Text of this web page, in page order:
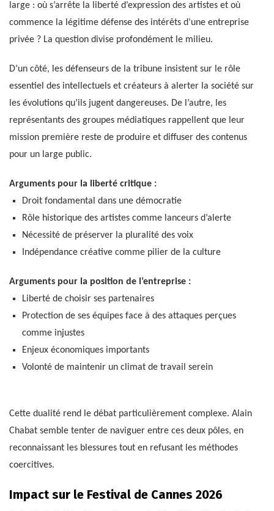
large : où s’arrête la liberté d’expression des artistes et où
commence la légitime défense des intérêts d’une entreprise
privée ? La question divise profondément le milieu.
D’un côté, les défenseurs de la tribune insistent sur le rôle
essentiel des intellectuels et créateurs à alerter la société sur
les évolutions qu’ils jugent dangereuses. De l’autre, les
représentants des groupes médiatiques rappellent que leur
mission première reste de produire et diffuser des contenus
pour un large public.
Arguments pour la liberté critique :
Droit fondamental dans une démocratie
Rôle historique des artistes comme lanceurs d’alerte
Nécessité de préserver la pluralité des voix
Indépendance créative comme pilier de la culture
Arguments pour la position de l’entreprise :
Liberté de choisir ses partenaires
Protection de ses équipes face à des attaques perçues
comme injustes
Enjeux économiques importants
Volonté de maintenir un climat de travail serein
Cette dualité rend le débat particulièrement complexe. Alain
Chabat semble tenter de naviguer entre ces deux pôles, en
reconnaissant les blessures tout en refusant les méthodes
coercitives.
Impact sur le Festival de Cannes 2026